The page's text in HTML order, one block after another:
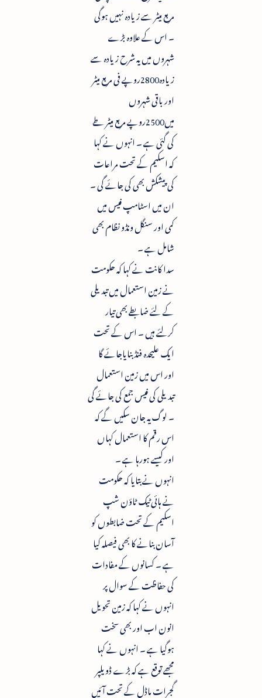
مربع میٹر سے زیادہ نہیں ہوگی
۔ اس کے علاوہ بڑے
شہروں میں یہ شرح زیادہ سے
زیادہ2800روپے فی مربع میٹر
اور باقی شہروں
میں2500روپے مربع میٹر طے
کی گئی ہے ۔ انہوں نے کہا
کہ اسکیم کے تحت مراعات
کی پیشکش بھی کی جائے گی ۔
ان میں اسٹامپ فیس میں
کمی اور سنگل ونڈو نظام بھی
شامل ہے ۔
سدا کانت نے کہا کہ حکومت
نے زمین استعمال میں تبدیلی
کے لئے ضابطے بھی تیار
کرلئے ہیں ۔ اس کے تحت
ایک علیحدہ فنڈ بنایاجائے گا
اور اس میں زمین استعمال
تبدیلی کی فیس جمع کی جائے گی
۔ لوگ یہ جان سکیں گے کہ
اس رقم کا استعمال کہاں
اور کیسے ہورہا ہے ۔
انہوں نے بتایا کہ حکومت
نے ہائی ٹیک ٹاؤن شپ
اسکیم کے تحت ضابطوں کو
آسان بنانے کا بھی فیصلہ کیا
ہے ۔ کسانوں کے مفادات
کی حفاظت کے سوال پر
انہوں نے کہا کہ زمین تحویل
انون اب اور بھی سخت
ہوگیا ہے ۔ انہوں نے کہا
مجھے توقع ہے کہ بڑے ڈویلپر
گجرات ماڈل کے تحت آئیں